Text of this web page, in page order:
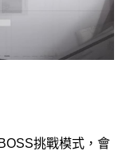
挑戰模式， 會